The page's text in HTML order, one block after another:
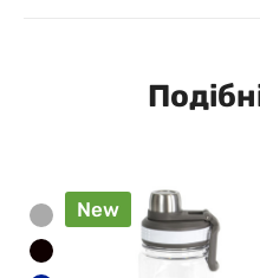
New